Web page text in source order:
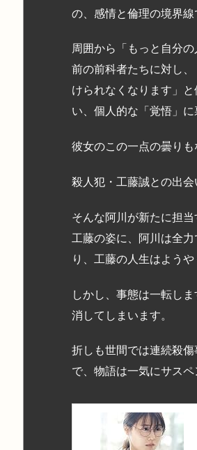
の、感情と倫理の境界線
周囲から「もっと自分
前の前科者たちに対し
けられなくなります」
い、個人的な「覚悟」に
彼女のこの一点の曇り
殺人犯・工藤誠との出
そんな阿川が新たに担
工藤の姿に、阿川は全
り、工藤の人生はよう
しかし、事態は一転し
消してしまいます。
折しも世間では連続殺
で、物語は一気にサスペ